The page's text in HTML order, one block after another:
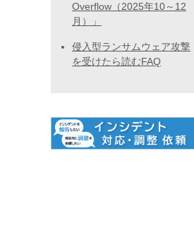
Overflow（2025年10～12
月）」
侵入型ランサムウェア攻撃
を受けたら読むFAQ